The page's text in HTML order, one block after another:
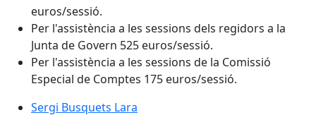
euros/sessió.
Per l'assistència a les sessions dels regidors a la
Junta de Govern 525 euros/sessió.
Per l'assistència a les sessions de la Comissió
Especial de Comptes 175 euros/sessió.
Sergi Busquets Lara
Sergi Busquets Lara